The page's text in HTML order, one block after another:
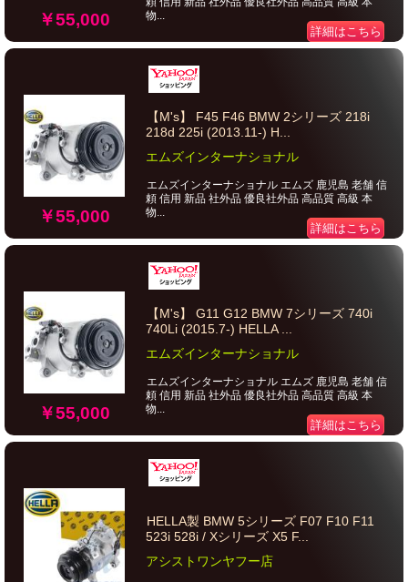
￥55,000
物...
詳細はこちら
￥55,000
【M's】 F45 F46 BMW 2シリーズ 218i
218d 225i (2013.11-) H...
エムズインターナショナル
エムズインターナショナル エムズ 鹿児島 老舗 信
頼 信用 新品 社外品 優良社外品 高品質 高級 本
物...
詳細はこちら
￥55,000
【M's】 G11 G12 BMW 7シリーズ 740i
740Li (2015.7-) HELLA ...
エムズインターナショナル
エムズインターナショナル エムズ 鹿児島 老舗 信
頼 信用 新品 社外品 優良社外品 高品質 高級 本
物...
詳細はこちら
HELLA製 BMW 5シリーズ F07 F10 F11
523i 528i / Xシリーズ X5 F...
アシストワンヤフー店